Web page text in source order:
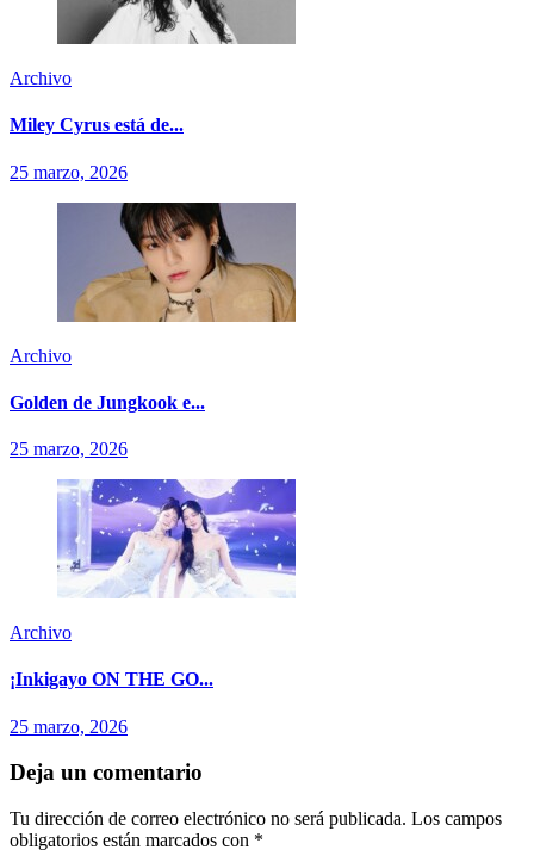
Archivo
Miley Cyrus está de...
25 marzo, 2026
Archivo
Golden de Jungkook e...
25 marzo, 2026
Archivo
¡Inkigayo ON THE GO...
25 marzo, 2026
Deja un comentario
Tu dirección de correo electrónico no será publicada. Los campos
obligatorios están marcados con *